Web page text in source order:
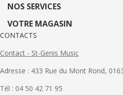
NOS SERVICES
VOTRE MAGASIN
CONTACTS
Contact - St-Genis Music
Adresse : 433 Rue du Mont Rond,
Tél : 04 50 42 71 95